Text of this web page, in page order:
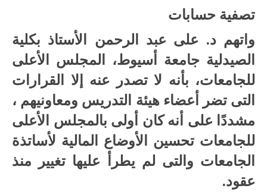
تصفية حسابات
واتهم د. على عبد الرحمن الأستاذ بكلية
الصيدلية جامعة أسيوط، المجلس الأعلى
للجامعات، بأنه لا تصدر عنه إلا القرارات
التى تضر أعضاء هيئة التدريس ومعاونيهم ،
مشددًا على أنه كان أولى بالمجلس الأعلى
للجامعات تحسين الأوضاع المالية لأساتذة
الجامعات والتى لم يطرأ عليها تغيير منذ
عقود.